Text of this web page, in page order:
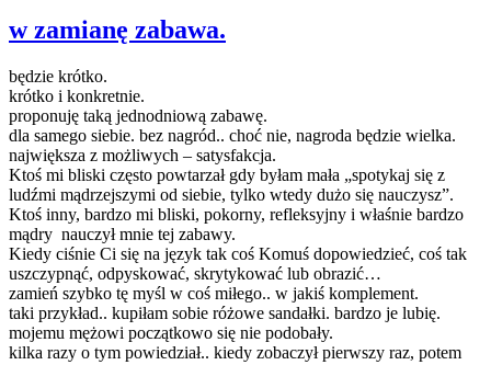
w zamianę zabawa.
będzie krótko.
krótko i konkretnie.
proponuję taką jednodniową zabawę.
dla samego siebie. bez nagród.. choć nie, nagroda będzie wielka.
największa z możliwych – satysfakcja.
Ktoś mi bliski często powtarzał gdy byłam mała „spotykaj się z
ludźmi mądrzejszymi od siebie, tylko wtedy dużo się nauczysz”.
Ktoś inny, bardzo mi bliski, pokorny, refleksyjny i właśnie bardzo
mądry nauczył mnie tej zabawy.
Kiedy ciśnie Ci się na język tak coś Komuś dopowiedzieć, coś tak
uszczypnąć, odpyskować, skrytykować lub obrazić…
zamień szybko tę myśl w coś miłego.. w jakiś komplement.
taki przykład.. kupiłam sobie różowe sandałki. bardzo je lubię.
mojemu mężowi początkowo się nie podobały.
kilka razy o tym powiedział.. kiedy zobaczył pierwszy raz, potem